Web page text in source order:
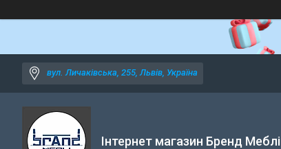
вул. Личаківська, 255, Львів, Україна
Інтернет магазин Бренд Меблі